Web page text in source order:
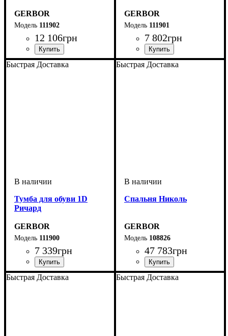
GERBOR
111902
12 106грн
GERBOR
111901
7 802грн
Быстрая Доставка
Тумба для обуви 1D
Ричард
GERBOR
111900
7 339грн
Быстрая Доставка
Спальня Николь
GERBOR
108826
47 783грн
Быстрая Доставка Быстрая Доставка